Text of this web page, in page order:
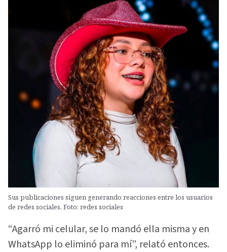
Sus publicaciones siguen generando reacciones entre los usuarios
de redes sociales. Foto: redes sociales
“Agarró mi celular, se lo mandó ella misma y en
WhatsApp lo eliminó para mí”, relató entonces.